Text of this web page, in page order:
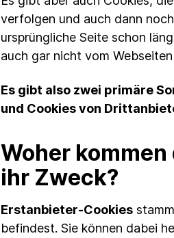
verfolgen und auch dann
ursprüngliche Seite schon
auch gar nicht vom
Es gibt also zwei primäre
und Cookies von
Woher
ihr Zweck?
Erstanbieter-Cookies
befindest. Sie können dabei